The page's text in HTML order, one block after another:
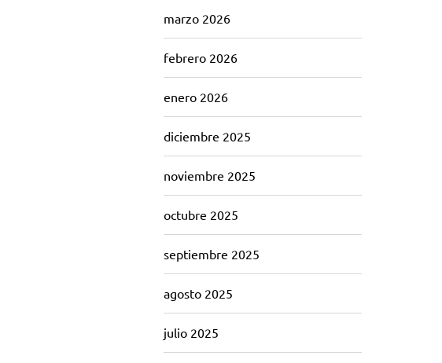
marzo 2026
febrero 2026
enero 2026
diciembre 2025
noviembre 2025
octubre 2025
septiembre 2025
agosto 2025
julio 2025